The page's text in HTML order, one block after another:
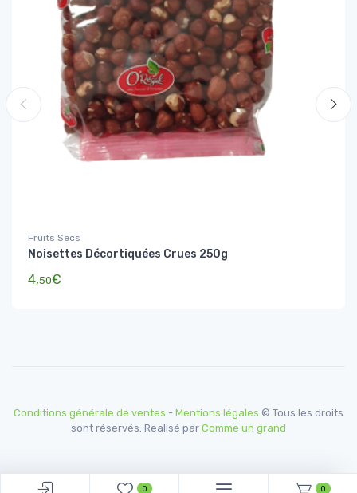
Fruits Secs
Noisettes Décortiquées Crues 250g
4,50€
Conditions générale de ventes - Mentions légales © Tous les droits
sont réservés. Realisé par Comme un grand
0 0